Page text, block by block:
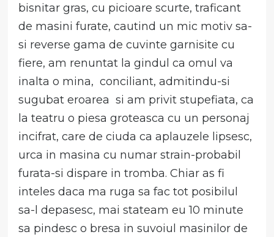
bisnitar gras, cu picioare scurte, traficant
de masini furate, cautind un mic motiv sa-
si reverse gama de cuvinte garnisite cu
fiere, am renuntat la gindul ca omul va
inalta o mina, conciliant, admitindu-si
sugubat eroarea si am privit stupefiata, ca
la teatru o piesa groteasca cu un personaj
incifrat, care de ciuda ca aplauzele lipsesc,
urca in masina cu numar strain-probabil
furata-si dispare in tromba. Chiar as fi
inteles daca ma ruga sa fac tot posibilul
sa-l depasesc, mai stateam eu 10 minute
sa pindesc o bresa in suvoiul masinilor de